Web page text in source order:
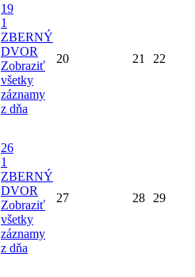
19
1
ZBERNÝ
DVOR
Zobraziť
všetky
záznamy
z dňa
20 21 22
26
1
ZBERNÝ
DVOR
Zobraziť
všetky
záznamy
z dňa
27 28 29